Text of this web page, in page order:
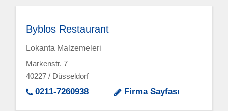
Byblos Restaurant
Lokanta Malzemeleri
Markenstr. 7
40227 / Düsseldorf
0211-7260938 Firma Sayfası